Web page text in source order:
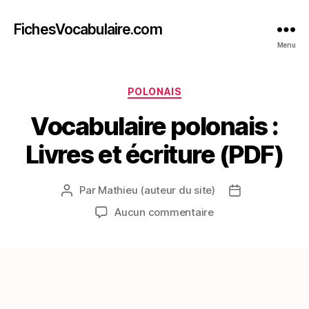
FichesVocabulaire.com
Menu
Catégories
POLONAIS
Vocabulaire polonais :
Livres et écriture (PDF)
Auteur
l’article
Par Mathieu (auteur du site)
Date
Aucun commentairesur